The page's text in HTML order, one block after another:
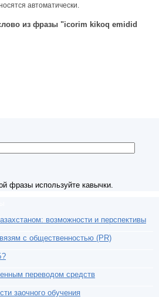
автоматически.
из фразы "icorim kikoq emidid
фразы используйте кавычки.
возможности и перспективы
с общественностью (PR)
переводом средств
заочного обучения